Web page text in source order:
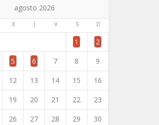
agosto 2026
X J V S D
1 2
5 6 7 8 9
12 13 14 15 16
19 20 21 22 23
26 27 28 29 30